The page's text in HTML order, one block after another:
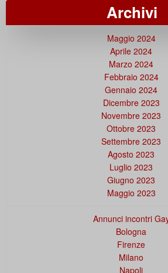
Archivi
Maggio 2024
Aprile 2024
Marzo 2024
Febbraio 2024
Gennaio 2024
Dicembre 2023
Novembre 2023
Ottobre 2023
Settembre 2023
Agosto 2023
Luglio 2023
Giugno 2023
Maggio 2023
Annunci incontri
Bologna
Firenze
Milano
Napoli